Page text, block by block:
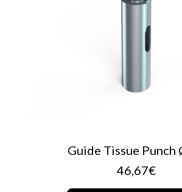
AJOUTER AU PANIER
Guide Tissue Punch
46,67€